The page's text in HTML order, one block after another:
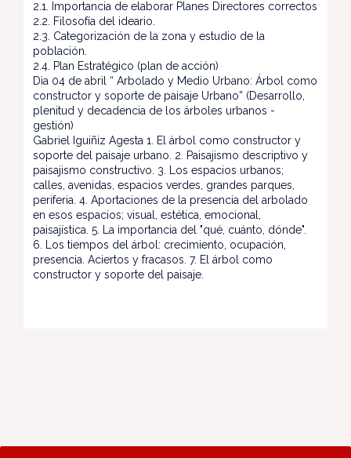
2.1. Importancia de elaborar Planes Directores correctos
2.2. Filosofía del ideario.
2.3. Categorización de la zona y estudio de la
población.
2.4. Plan Estratégico (plan de acción)
Dia 04 de abril “ Arbolado y Medio Urbano: Árbol como
constructor y soporte de paisaje Urbano” (Desarrollo,
plenitud y decadencia de los árboles urbanos -
gestión)
Gabriel Iguiñiz Agesta 1. El árbol como constructor y
soporte del paisaje urbano. 2. Paisajismo descriptivo y
paisajismo constructivo. 3. Los espacios urbanos;
calles, avenidas, espacios verdes, grandes parques,
periferia. 4. Aportaciones de la presencia del arbolado
en esos espacios; visual, estética, emocional,
paisajística. 5. La importancia del "qué, cuánto, dónde".
6. Los tiempos del árbol: crecimiento, ocupación,
presencia. Aciertos y fracasos. 7. El árbol como
constructor y soporte del paisaje.